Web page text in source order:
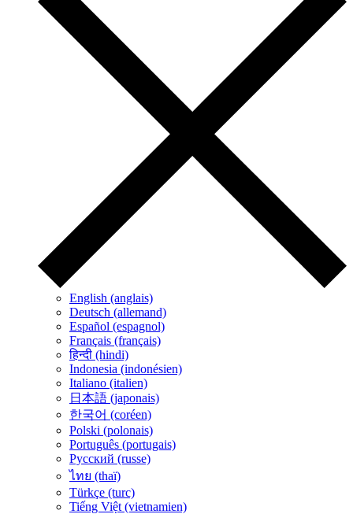
English (anglais)
Deutsch (allemand)
Español (espagnol)
Français (français)
हिन्दी (hindi)
Indonesia (indonésien)
Italiano (italien)
日本語 (japonais)
한국어 (coréen)
Polski (polonais)
Português (portugais)
Русский (russe)
ไทย (thaï)
Türkçe (turc)
Tiếng Việt (vietnamien)